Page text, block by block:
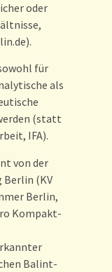
oder
für
als
(statt
IFA).
von der
Berlin (KV
Berlin,
Kompakt-
Balint-